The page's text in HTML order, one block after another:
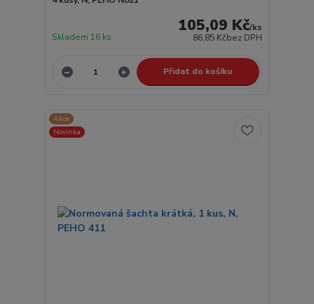
105,09 Kč/ks
86,85 Kčbez DPH
Skladem 16 ks
Přidat do košíku
Akce
Novinka